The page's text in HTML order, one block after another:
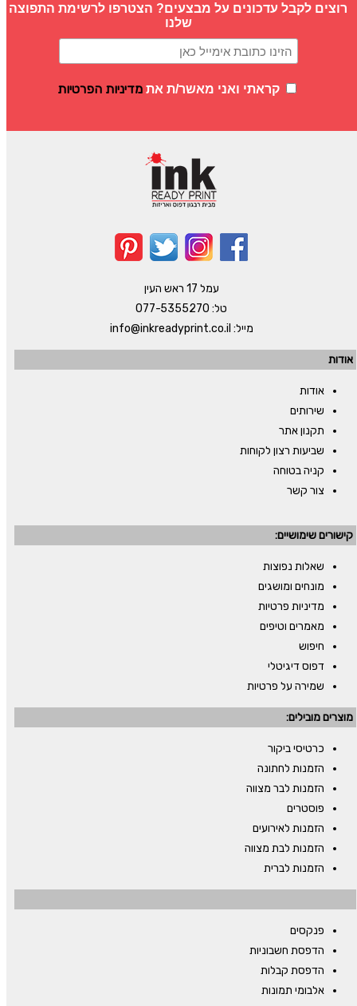
רוצים לקבל עדכונים על מבצעים? הצטרפו לרשימת התפוצה
שלנו
קראתי ואני מאשר/ת את מדיניות הפרטיות
עמל 17 ראש העין
טל: 077-5355270
מייל: info@inkreadyprint.co.il
אודות
אודות
שירותים
תקנון אתר
שביעות רצון לקוחות
קניה בטוחה
צור קשר
קישורים שימושיים:
שאלות נפוצות
מונחים ומושגים
מדיניות פרטיות
מאמרים וטיפים
חיפוש
דפוס דיגיטלי
שמירה על פרטיות
מוצרים מובילים:
כרטיסי ביקור
הזמנות לחתונה
הזמנות לבר מצווה
פוסטרים
הזמנות לאירועים
הזמנות לבת מצווה
הזמנות לברית
פנקסים
הדפסת חשבוניות
הדפסת קבלות
אלבומי תמונות